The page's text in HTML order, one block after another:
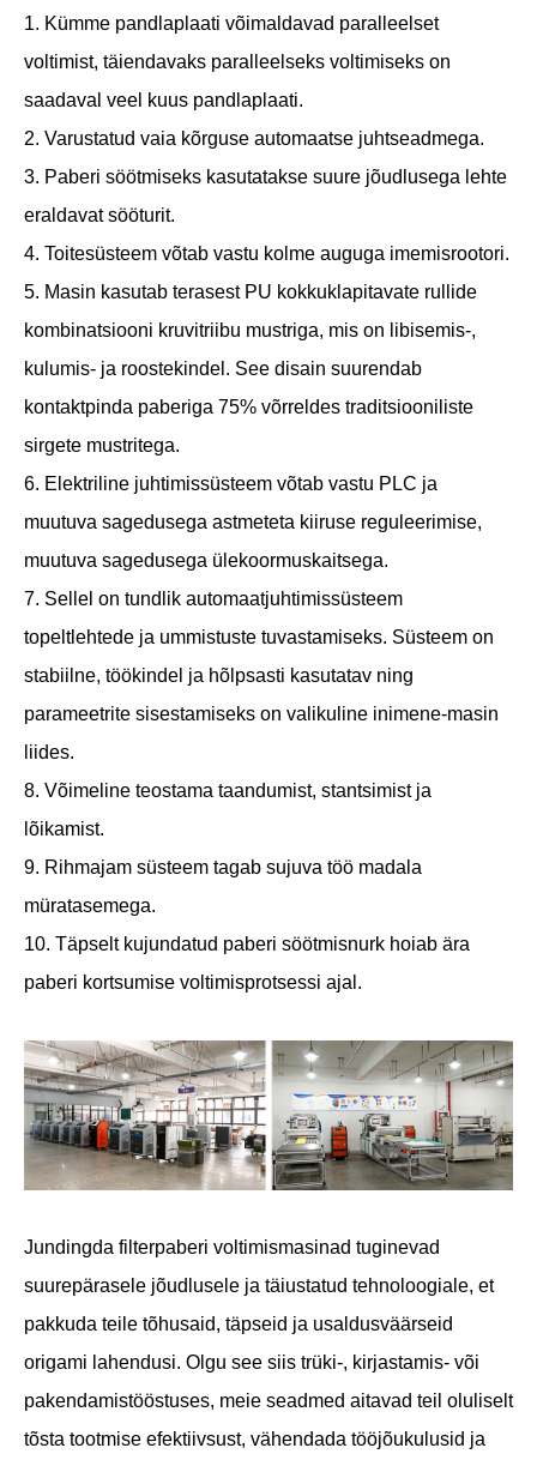
1. Kümme pandlaplaati võimaldavad paralleelset
voltimist, täiendavaks paralleelseks voltimiseks on
saadaval veel kuus pandlaplaati.
2. Varustatud vaia kõrguse automaatse juhtseadmega.
3. Paberi söötmiseks kasutatakse suure jõudlusega lehte
eraldavat sööturit.
4. Toitesüsteem võtab vastu kolme auguga imemisrootori.
5. Masin kasutab terasest PU kokkuklapitavate rullide
kombinatsiooni kruvitriibu mustriga, mis on libisemis-,
kulumis- ja roostekindel. See disain suurendab
kontaktpinda paberiga 75% võrreldes traditsiooniliste
sirgete mustritega.
6. Elektriline juhtimissüsteem võtab vastu PLC ja
muutuva sagedusega astmeteta kiiruse reguleerimise,
muutuva sagedusega ülekoormuskaitsega.
7. Sellel on tundlik automaatjuhtimissüsteem
topeltlehtede ja ummistuste tuvastamiseks. Süsteem on
stabiilne, töökindel ja hõlpsasti kasutatav ning
parameetrite sisestamiseks on valikuline inimene-masin
liides.
8. Võimeline teostama taandumist, stantsimist ja
lõikamist.
9. Rihmajam süsteem tagab sujuva töö madala
müratasemega.
10. Täpselt kujundatud paberi söötmisnurk hoiab ära
paberi kortsumise voltimisprotsessi ajal.
Jundingda filterpaberi voltimismasinad tuginevad
suurepärasele jõudlusele ja täiustatud tehnoloogiale, et
pakkuda teile tõhusaid, täpseid ja usaldusväärseid
origami lahendusi. Olgu see siis trüki-, kirjastamis- või
pakendamistööstuses, meie seadmed aitavad teil oluliselt
tõsta tootmise efektiivsust, vähendada tööjõukulusid ja